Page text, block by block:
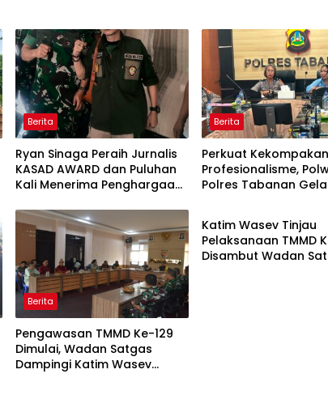
Berita
Ryan Sinaga Peraih Jurnalis
KASAD AWARD dan Puluhan
Kali Menerima Penghargaan
Publikasi Kegiatan TNI
Berita
Perkuat
Profesionalisme,
Polres Tabanan
Berita
Pengawasan TMMD Ke-129
Dimulai, Wadan Satgas
Dampingi Katim Wasev
Berita
Katim Wasev Tinjau
Pelaksanaan TMMD
Disambut Wadan